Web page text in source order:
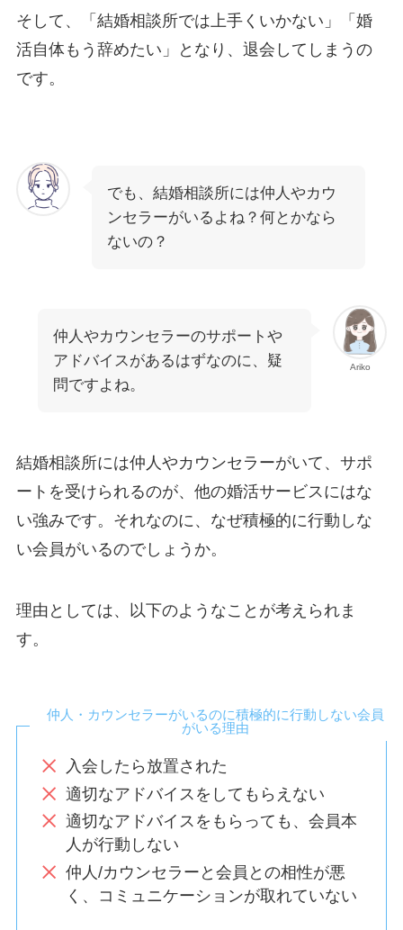
そして、「結婚相談所では上手くいかない」「婚
活自体もう辞めたい」となり、退会してしまうの
です。
でも、結婚相談所には仲人やカウ
ンセラーがいるよね？何とかなら
ないの？
Ariko
仲人やカウンセラーのサポートや
アドバイスがあるはずなのに、疑
問ですよね。
結婚相談所には仲人やカウンセラーがいて、サポ
ートを受けられるのが、他の婚活サービスにはな
い強みです。それなのに、なぜ積極的に行動しな
い会員がいるのでしょうか。
理由としては、以下のようなことが考えられま
す。
仲人・カウンセラーがいるのに積極的に行動しない会員
がいる理由
入会したら放置された
適切なアドバイスをしてもらえない
適切なアドバイスをもらっても、会員本
人が行動しない
仲人/カウンセラーと会員との相性が悪
く、コミュニケーションが取れていない